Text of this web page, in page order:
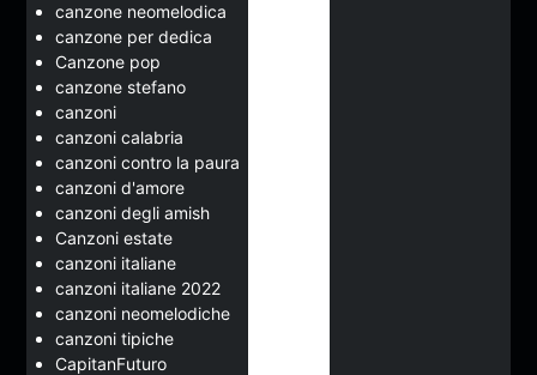
canzone neomelodica
canzone per dedica
Canzone pop
canzone stefano
canzoni
canzoni calabria
canzoni contro la paura
canzoni d'amore
canzoni degli amish
Canzoni estate
canzoni italiane
canzoni italiane 2022
canzoni neomelodiche
canzoni tipiche
CapitanFuturo